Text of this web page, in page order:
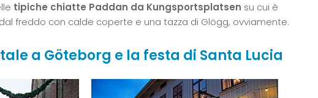
tipiche chiatte Paddan da Kungsportsplatsen su cui è
freddo con calde coperte e una tazza di Glögg, ovviamente.
a Göteborg e la festa di Santa Lucia